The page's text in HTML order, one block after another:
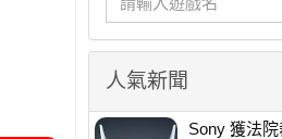
人氣新聞
Sony 獲法